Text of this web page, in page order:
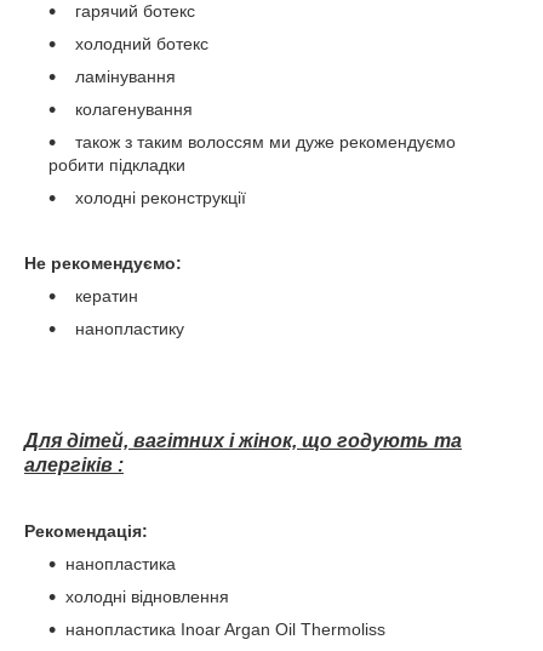
гарячий ботекс
холодний ботекс
ламінування
колагенування
також з таким волоссям ми дуже рекомендуємо
робити підкладки
холодні реконструкції
Не рекомендуємо:
кератин
нанопластику
Для дітей, вагітних і жінок, що годують та
алергіків :
Рекомендація:
нанопластика
холодні відновлення
нанопластика Inoar Argan Oil Thermoliss